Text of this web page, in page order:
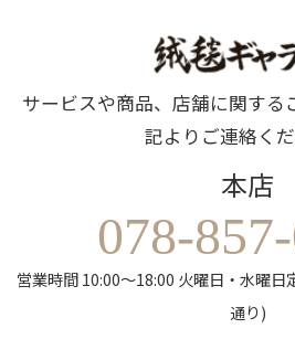
サービスや商品、店舗に関する
記よりご連絡くだ
本店
078-
営業時間 10:00～18:00 火曜日・水曜
通り)